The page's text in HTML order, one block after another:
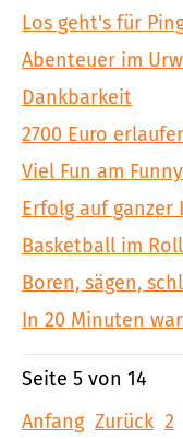
Los geht's für
Abenteuer im
Dankbarkeit
2700 Euro
Viel Fun am
Erfolg auf ganzer
Basketball im
Boren, sägen,
In 20 Minuten
Seite 5 von 14
Anfang Zurück 2